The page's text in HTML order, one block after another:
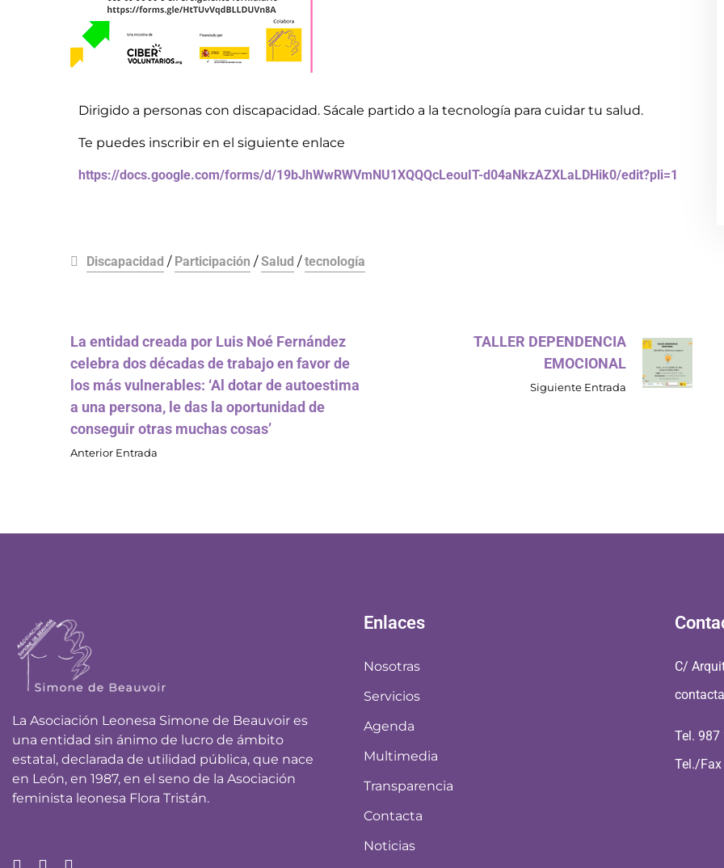
Dirigido a personas con discapacidad. Sácale partido a la tecnología para cuidar tu salud.
Te puedes inscribir en el siguiente enlace
https://docs.google.com/forms/d/19bJhWwRWVmNU1XQQQcLeouIT-d04aNkzAZXLaLDHik0/edit?pli=1
Discapacidad / Participación /Salud /tecnología
La entidad creada por Luis Noé Fernández
celebra dos décadas de trabajo en favor de
los más vulnerables: ‘Al dotar de autoestima
a una persona, le das la oportunidad de
conseguir otras muchas cosas’
Anterior Entrada
TALLER DEPENDENCIA
EMOCIONAL
Siguiente Entrada
La Asociación Leonesa Simone de Beauvoir es
una entidad sin ánimo de lucro de ámbito
estatal, declarada de utilidad pública, que nace
en León, en 1987, en el seno de la Asociación
feminista leonesa Flora Tristán.
Enlaces
Nosotras
Servicios
Agenda
Multimedia
Transparencia
Contacta
Noticias
C/
Tel.
Tel./